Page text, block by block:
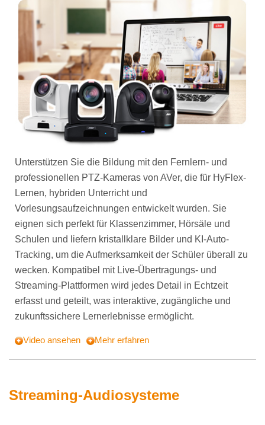
Unterstützen Sie die Bildung mit den Fernlern- und
professionellen PTZ-Kameras von AVer, die für HyFlex-
Lernen, hybriden Unterricht und
Vorlesungsaufzeichnungen entwickelt wurden. Sie
eignen sich perfekt für Klassenzimmer, Hörsäle und
Schulen und liefern kristallklare Bilder und KI-Auto-
Tracking, um die Aufmerksamkeit der Schüler überall zu
wecken. Kompatibel mit Live-Übertragungs- und
Streaming-Plattformen wird jedes Detail in Echtzeit
erfasst und geteilt, was interaktive, zugängliche und
zukunftssichere Lernerlebnisse ermöglicht.
Video ansehen Mehr erfahren
Streaming-Audiosysteme